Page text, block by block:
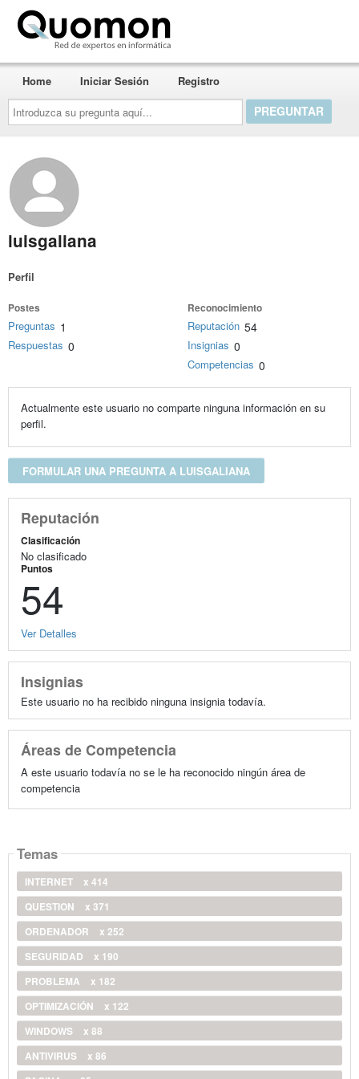
Introduzca
su
pregunta
aquí...
Home Iniciar Sesión Registro
luisgaliana
Perfil
Postes
Preguntas 1
Respuestas 0
Reconocimiento
Reputación 54
Insignias 0
Competencias 0
Actualmente este usuario no comparte ninguna información en su
perfil.
FORMULAR UNA PREGUNTA A LUISGALIANA
Reputación
Clasificación
No clasificado
Puntos
54
Ver Detalles
Insignias
Este usuario no ha recibido ninguna insignia todavía.
Áreas de Competencia
A este usuario todavía no se le ha reconocido ningún área de
competencia
Temas
INTERNET
x 414
QUESTION
x 371
ORDENADOR
x 252
SEGURIDAD
x 190
PROBLEMA
x 182
OPTIMIZACIÓN
x 122
WINDOWS
x 88
ANTIVIRUS
x 86